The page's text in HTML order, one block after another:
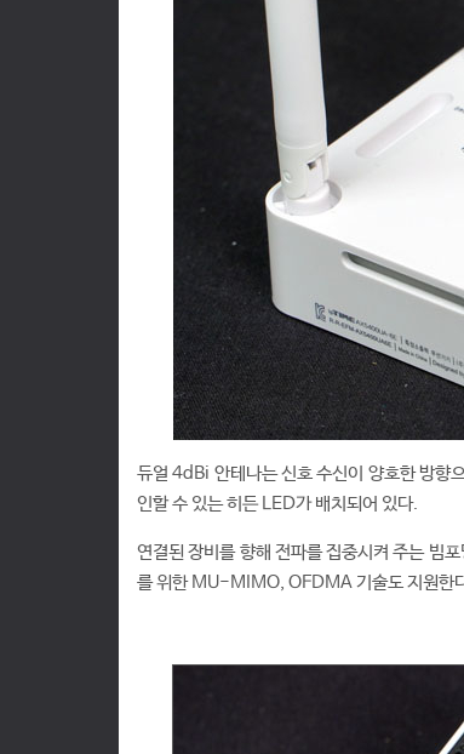
듀얼 4dBi 안테나는 신호 수신이 양호한 방향
인할 수 있는 히든 LED가 배치되어 있다.
연결된 장비를 향해 전파를 집중시켜 주는 빔
를 위한 MU-MIMO, OFDMA 기술도 지원한